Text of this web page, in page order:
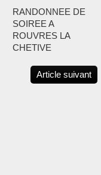
RANDONNEE DE
SOIREE A
ROUVRES LA
CHETIVE
Article suivant